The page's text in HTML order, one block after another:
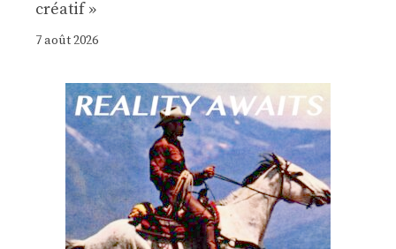
créatif »
7 août 2026